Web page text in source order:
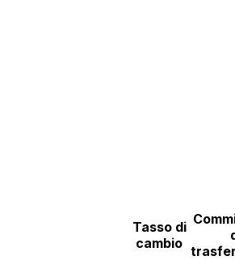
Tasso di
cambio